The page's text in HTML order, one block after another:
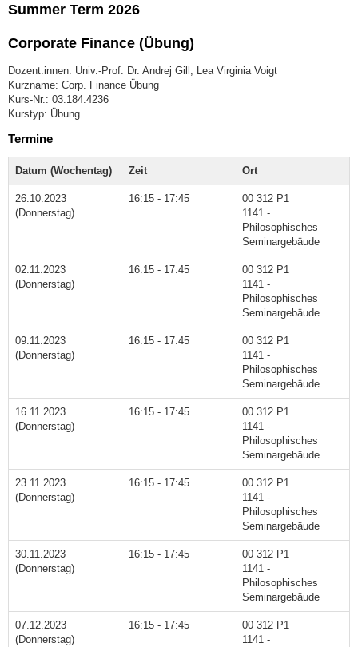
Summer Term 2026
Corporate Finance (Übung)
Dozent:innen: Univ.-Prof. Dr. Andrej Gill; Lea Virginia Voigt
Kurzname: Corp. Finance Übung
Kurs-Nr.: 03.184.4236
Kurstyp: Übung
Termine
Datum (Wochentag) Zeit Ort
26.10.2023
(Donnerstag)
16:15 - 17:45
00 312 P1
1141 -
Philosophisches
Seminargebäude
02.11.2023
(Donnerstag)
16:15 - 17:45
00 312 P1
1141 -
Philosophisches
Seminargebäude
09.11.2023
(Donnerstag)
16:15 - 17:45
00 312 P1
1141 -
Philosophisches
Seminargebäude
16.11.2023
(Donnerstag)
16:15 - 17:45
00 312 P1
1141 -
Philosophisches
Seminargebäude
23.11.2023
(Donnerstag)
16:15 - 17:45
00 312 P1
1141 -
Philosophisches
Seminargebäude
30.11.2023
(Donnerstag)
16:15 - 17:45
00 312 P1
1141 -
Philosophisches
Seminargebäude
07.12.2023
(Donnerstag)
16:15 - 17:45
00 312 P1
1141 -